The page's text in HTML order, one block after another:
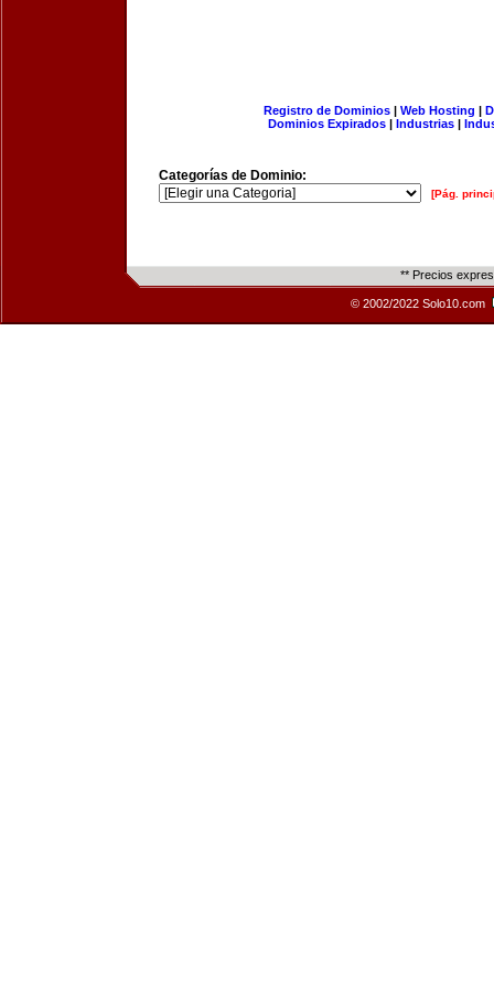
Registro de Dominios| Web Hosting |
Dominios Expirados | Industrias |
Categorías de Dominio:
[Pág.
** Precios
© 2002/2022 Solo10.com